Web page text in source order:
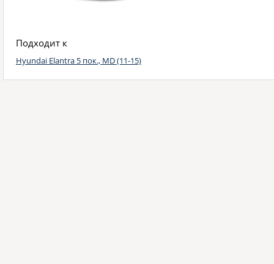
Подходит к
Hyundai Elantra 5 пок., MD (11-15)